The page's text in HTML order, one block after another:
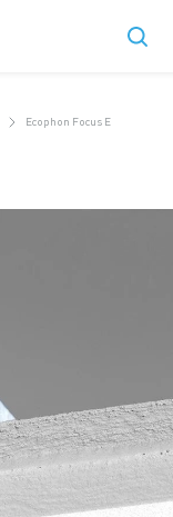
Ecophon Focus E